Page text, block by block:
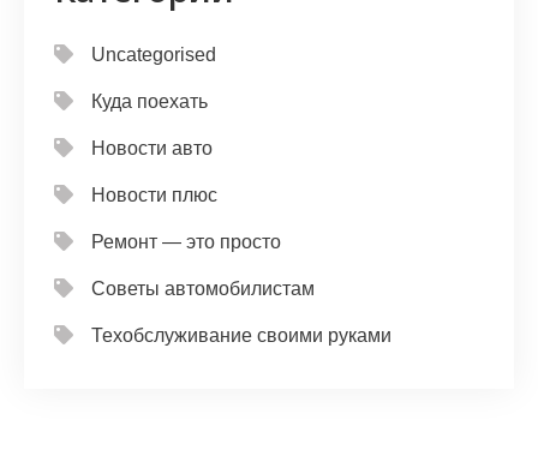
Uncategorised
Куда поехать
Новости авто
Новости плюс
Ремонт — это просто
Советы автомобилистам
Техобслуживание своими руками